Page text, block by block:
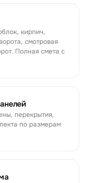
кирпич,
смотровая
Полная смета с
перекрытия,
по размерам